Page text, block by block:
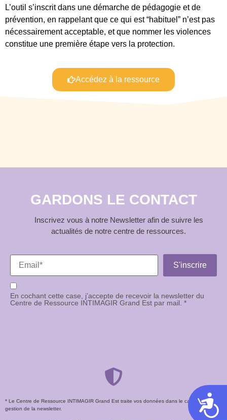
L’outil s’inscrit dans une démarche de pédagogie et de
prévention, en rappelant que ce qui est “habituel” n’est pas
nécessairement acceptable, et que nommer les violences
constitue une première étape vers la protection.
Accédez à la ressource
GARDONS LE CONTACT
Inscrivez vous à notre Newsletter afin de suivre les
actualités de notre centre de ressources.
En cochant cette case, j’accepte de recevoir la newsletter du
Centre de Ressource INTIMAGIR Grand Est par mail. *
* Le Centre de Ressource INTIMAGIR Grand Est traite vos données dans le cadre de la
gestion de la newsletter.